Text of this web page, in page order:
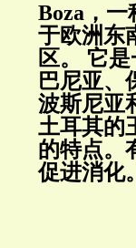
Boza，
于欧洲东
区。
它
巴尼亚、
波斯尼亚
土耳其的
的特点。
促进消化。